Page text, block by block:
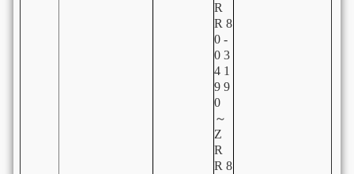
R
R 8
0 -
0 3
4 1
9 9
0
～
Z
R
R 8